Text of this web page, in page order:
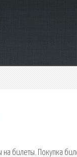
билеты. Покупка